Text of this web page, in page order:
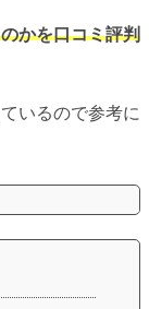
かを口コミ評判
いるので参考に